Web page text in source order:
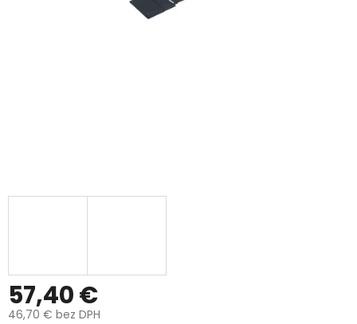
57,40 €
46,70 € bez DPH